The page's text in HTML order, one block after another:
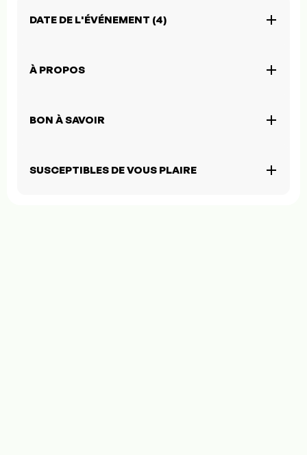
DATE DE L'ÉVÉNEMENT (4)
À PROPOS
BON À SAVOIR
SUSCEPTIBLES DE VOUS PLAIRE